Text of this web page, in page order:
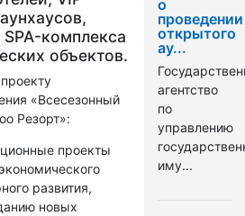
комплекса
объектов.
«Всесезонный
Резорт»:
проекты
развития,
новых
о
проведении
открытого
ау...
агентство
по
управлению
иму...